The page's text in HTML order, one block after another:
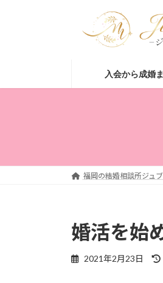
入会から成婚
福岡の結婚相談所ジュ
婚活を始
2021年2月23日